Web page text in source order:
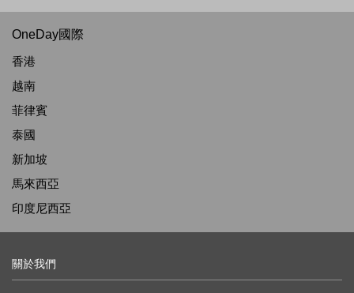
OneDay國際
香港
越南
菲律賓
泰國
新加坡
馬來西亞
印度尼西亞
關於我們